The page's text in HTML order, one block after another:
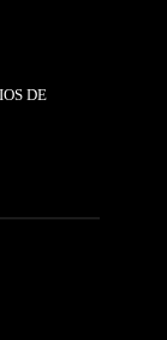
DE